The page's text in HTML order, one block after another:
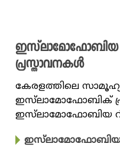
ഇസ്‌ലാമോഫോബിയ
പ്രസ്താവനകൾ
കേരളത്തിലെ
ഇസ്‌ലാമോഫോബിക്
ഇസ്‌ലാമോഫോബിയ
ഇസ്‌ലാമോഫോബിയ